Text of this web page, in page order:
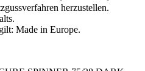
herzustellen.
Made in Europe.